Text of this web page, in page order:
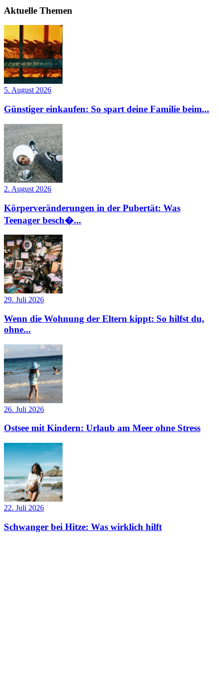
Aktuelle Themen
5. August 2026
Günstiger einkaufen: So spart deine Familie beim...
2. August 2026
Körperveränderungen in der Pubertät: Was
Teenager besch�...
29. Juli 2026
Wenn die Wohnung der Eltern kippt: So hilfst du,
ohne...
26. Juli 2026
Ostsee mit Kindern: Urlaub am Meer ohne Stress
22. Juli 2026
Schwanger bei Hitze: Was wirklich hilft